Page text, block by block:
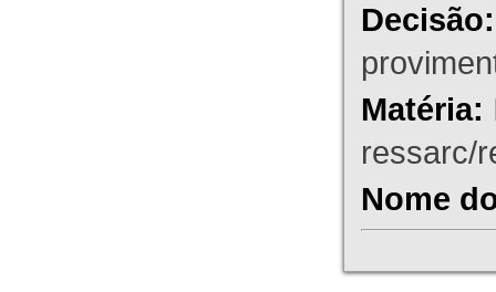
Decisão:
Matéria:
ressarc/
Nome